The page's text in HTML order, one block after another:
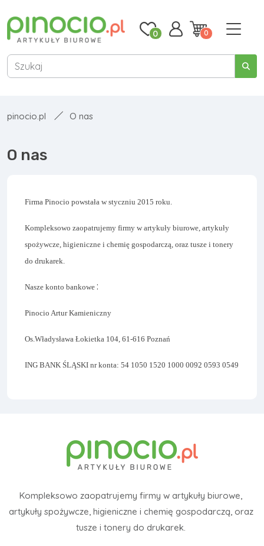
0 0
pinocio.pl O nas
O nas
Firma Pinocio powstała w styczniu 2015 roku.
Kompleksowo zaopatrujemy firmy w artykuły biurowe, artykuły
spożywcze, higieniczne i chemię gospodarczą, oraz tusze i tonery
do drukarek.
Nasze konto bankowe :
Pinocio Artur Kamieniczny
Os.Władysława Łokietka 104, 61-616 Poznań
ING BANK ŚLĄSKI nr konta: 54 1050 1520 1000 0092 0593 0549
Kompleksowo zaopatrujemy firmy w artykuły biurowe,
artykuły spożywcze, higieniczne i chemię gospodarczą, oraz
tusze i tonery do drukarek.